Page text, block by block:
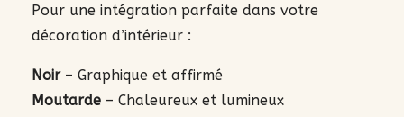
Pour une intégration parfaite dans votre
décoration d’intérieur :
Noir– Graphique et affirmé
Moutarde – Chaleureux et lumineux